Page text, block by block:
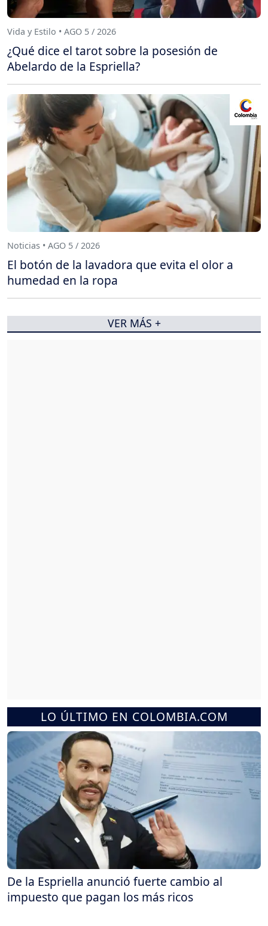
LO ÚLTIMO EN COLOMBIA.COM
De la Espriella anunció fuerte cambio al
impuesto que pagan los más ricos
Vida y Estilo • AGO 5 / 2026
¿Qué dice el tarot sobre la posesión de
Abelardo de la Espriella?
Noticias • AGO 5 / 2026
El botón de la lavadora que evita el olor a
humedad en la ropa
VER MÁS +